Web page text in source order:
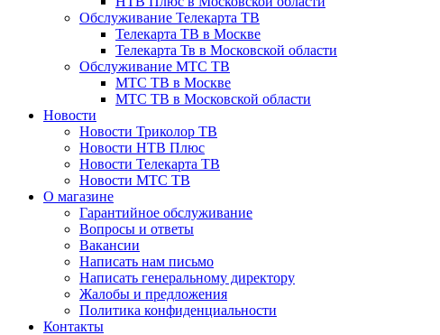
Обслуживание Телекарта ТВ
Телекарта ТВ в Москве
Телекарта Тв в Московской области
Обслуживание МТС ТВ
МТС ТВ в Москве
МТС ТВ в Московской области
Новости
Новости Триколор ТВ
Новости НТВ Плюс
Новости Телекарта ТВ
Новости МТС ТВ
О магазине
Гарантийное обслуживание
Вопросы и ответы
Вакансии
Написать нам письмо
Написать генеральному директору
Жалобы и предложения
Политика конфиденциальности
Контакты